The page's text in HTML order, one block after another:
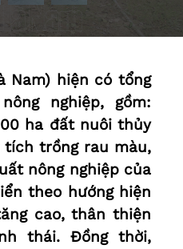
Nam) hiện có tổng
nghiệp, gồm:
ha đất nuôi thủy
trồng rau màu,
nông nghiệp của
theo hướng hiện
cao, thân thiện
thái. Đồng thời,